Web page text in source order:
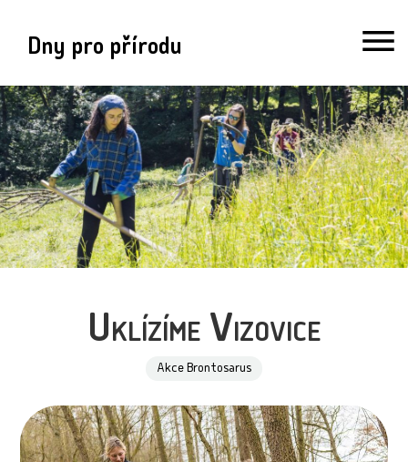
Dny pro přírodu
Uklízíme Vizovice
Akce Brontosarus